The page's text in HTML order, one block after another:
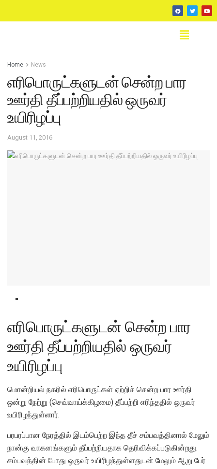
Home News
எரிபொருட்களுடன் சென்ற பார
ஊர்தி தீப்பற்றியதில் ஒருவர்
உயிரிழப்பு
August 11, 2016
எரிபொருட்களுடன் சென்ற பார
ஊர்தி தீப்பற்றியதில் ஒருவர்
உயிரிழப்பு
மொன்றியல் நகரில் எரிபொருட்கள் ஏற்றிச் சென்ற பார ஊர்தி
ஒன்று நேற்று (செவ்வாய்க்கிழமை) தீப்பற்றி எரிந்ததில் ஒருவர்
உயிரிழந்துள்ளார்.
பரபரப்பான நேரத்தில் இடம்பெற்ற இந்த தீச் சம்பவத்தினால் மேலும்
நான்கு வாகனங்களும் தீப்பற்றியதாக தெரிவிக்கப்படுகின்றது.
சம்பவத்தின் போது ஒருவர் உயிரிழந்துள்ளதுடன் மேலும் ஆறு பேர்